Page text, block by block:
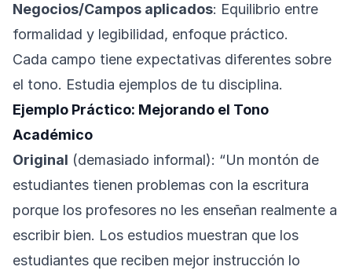
Negocios/Campos aplicados: Equilibrio entre
formalidad y legibilidad, enfoque práctico.
Cada campo tiene expectativas diferentes sobre
el tono. Estudia ejemplos de tu disciplina.
Ejemplo Práctico: Mejorando el Tono
Académico
Original (demasiado informal): “Un montón de
estudiantes tienen problemas con la escritura
porque los profesores no les enseñan realmente a
escribir bien. Los estudios muestran que los
estudiantes que reciben mejor instrucción lo